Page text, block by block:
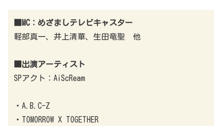
■MC：めざましテレビキャスター
軽部真一、井上清華、生田竜聖 他
■出演アーティスト
SPアクト：AiScReam
・A.B.C-Z
・TOMORROW X TOGETHER